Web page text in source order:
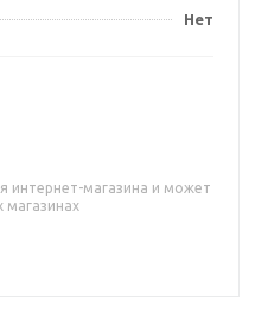
Нет
интернет-магазина и может
магазинах